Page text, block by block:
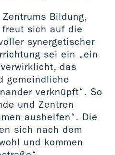
Bildung,
freut sich auf die
synergetischer
sei ein „ein
das
gemeindliche
verknüpft“. So
und Zentren
aushelfen“. Die
sich nach dem
und kommen